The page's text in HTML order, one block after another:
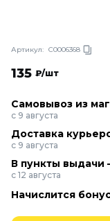
Артикул: С0006368
135 ₽/шт
Самовывоз из
с 9 августа
Доставка
с 9 августа
В пункты выдачи
с 12 августа
Начислится